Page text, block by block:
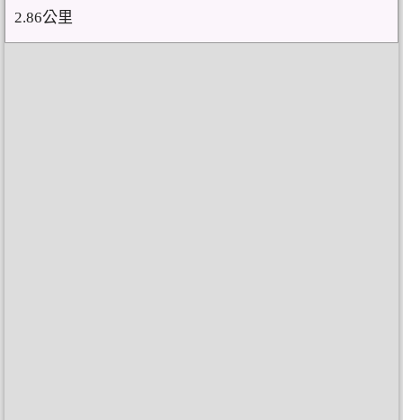
2.86公里